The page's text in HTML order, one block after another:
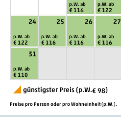
p.W. ab
€ 116
p.W. ab
€ 122
24
p.W. ab
€ 122
25
p.W. ab
€ 116
26
p.W. ab
€ 116
27
p.W. ab
€ 116
31
p.W. ab
€ 110
günstigster Preis (p.W.€ 98)
Preise pro Person oder pro Wohneinheit (p.W.).